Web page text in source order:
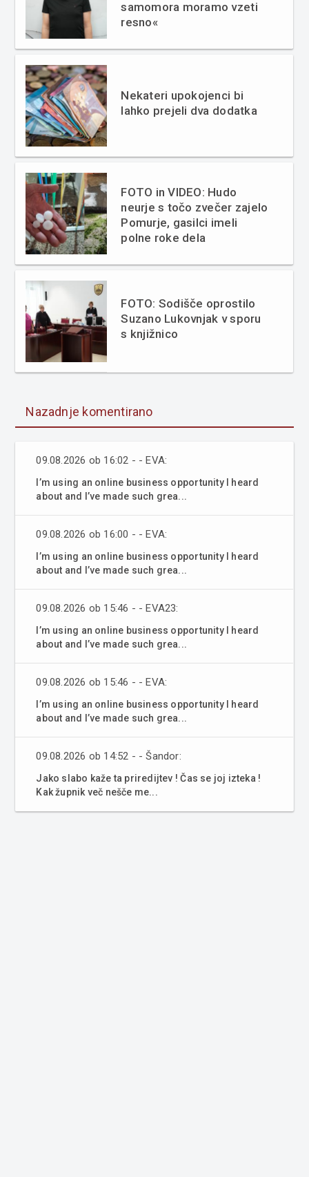
samomora moramo vzeti
resno«
Nekateri upokojenci bi
lahko prejeli dva dodatka
FOTO in VIDEO: Hudo
neurje s točo zvečer zajelo
Pomurje, gasilci imeli
polne roke dela
FOTO: Sodišče oprostilo
Suzano Lukovnjak v sporu
s knjižnico
Nazadnje komentirano
09.08.2026 ob 16:02 - - EVA:
I’m using an online business opportunity I heard
about and I’ve made such grea...
09.08.2026 ob 16:00 - - EVA:
I’m using an online business opportunity I heard
about and I’ve made such grea...
09.08.2026 ob 15:46 - - EVA23:
I’m using an online business opportunity I heard
about and I’ve made such grea...
09.08.2026 ob 15:46 - - EVA:
I’m using an online business opportunity I heard
about and I’ve made such grea...
09.08.2026 ob 14:52 - - Šandor:
Jako slabo kaže ta priredijtev ! Čas se joj izteka !
Kak župnik več nešče me...